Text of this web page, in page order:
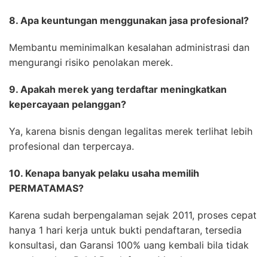
8. Apa keuntungan menggunakan jasa profesional?
Membantu meminimalkan kesalahan administrasi dan
mengurangi risiko penolakan merek.
9. Apakah merek yang terdaftar meningkatkan
kepercayaan pelanggan?
Ya, karena bisnis dengan legalitas merek terlihat lebih
profesional dan terpercaya.
10. Kenapa banyak pelaku usaha memilih
PERMATAMAS?
Karena sudah berpengalaman sejak 2011, proses cepat
hanya 1 hari kerja untuk bukti pendaftaran, tersedia
konsultasi, dan Garansi 100% uang kembali bila tidak